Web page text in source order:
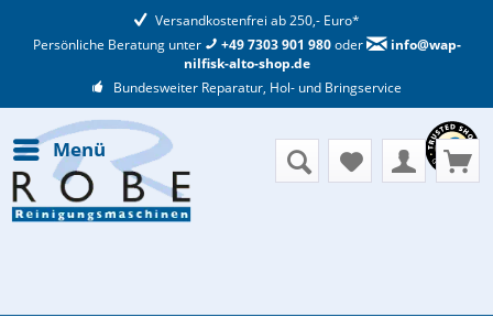
Versandkostenfrei ab 250,- Euro*
Persönliche Beratung unter
+49 7303 901 980oder
info@wap-
nilfisk-alto-shop.de
Bundesweiter Reparatur, Hol- und Bringservice
Menü